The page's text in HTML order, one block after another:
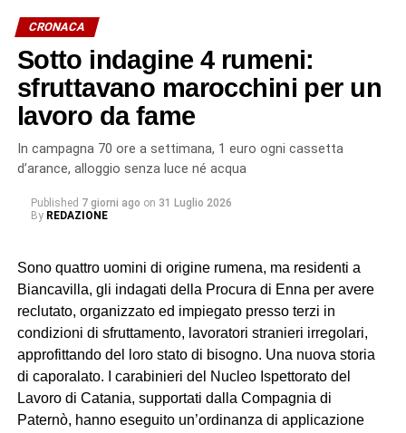
CRONACA
Sotto indagine 4 rumeni:
sfruttavano marocchini per un
lavoro da fame
In campagna 70 ore a settimana, 1 euro ogni cassetta
d’arance, alloggio senza luce né acqua
Published 7 giorni ago on 31 Luglio 2026
By REDAZIONE
Sono quattro uomini di origine rumena, ma residenti a
Biancavilla, gli indagati della Procura di Enna per avere
reclutato, organizzato ed impiegato presso terzi in
condizioni di sfruttamento, lavoratori stranieri irregolari,
approfittando del loro stato di bisogno. Una nuova storia
di caporalato. I carabinieri del Nucleo Ispettorato del
Lavoro di Catania, supportati dalla Compagnia di
Paternò, hanno eseguito un’ordinanza di applicazione